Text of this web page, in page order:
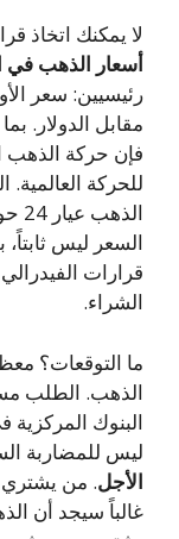
لا يمكنك اتخاذ
أسعار الذهب في
رئيسيين: سعر
مقابل الدولار.
فإن حركة الذهب
السعر ليس
قرارات
الشراء.
ما التوقعات؟
الذهب. الطلب
البنوك المركزية
ليس للمضاربة
الأجل. من يشتري
غالباً سيجد أن